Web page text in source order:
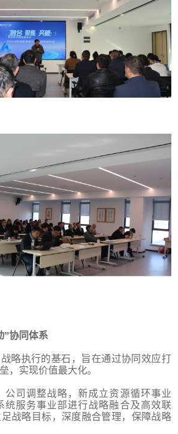
”协同体系
略执行的基石，旨在通过协同效应打
，实现价值最大化。
公司调整战略，新成立资源循环事业
统服务事业部进行战略融合及高效联
战略目标，深度融合管理，保障战略